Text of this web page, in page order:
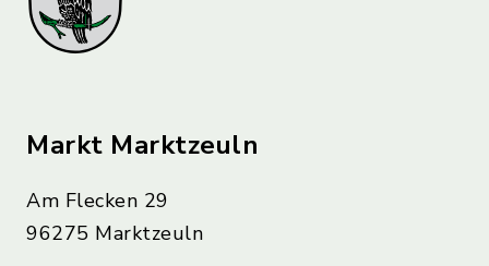
Markt Marktzeuln
Am Flecken 29
96275 Marktzeuln